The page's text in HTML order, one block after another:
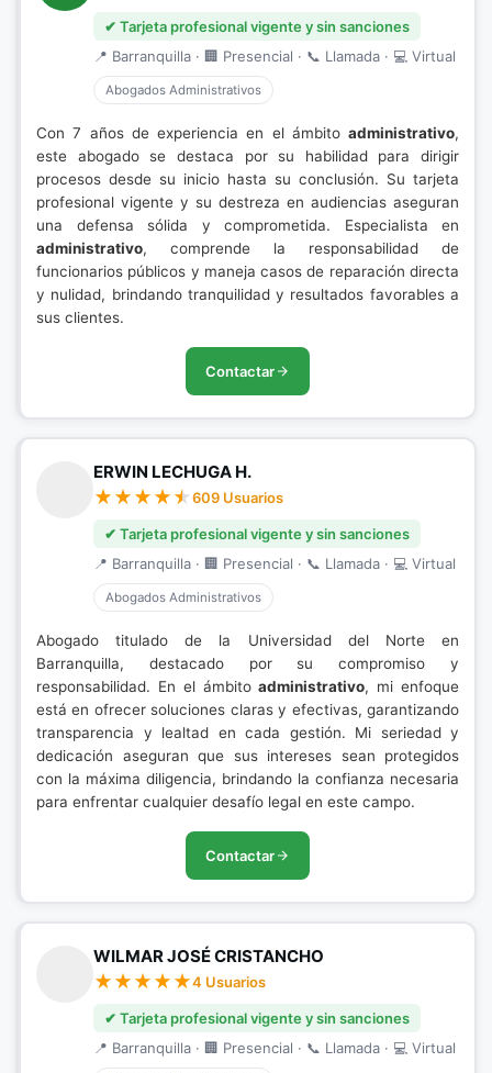
✔ Tarjeta profesional vigente y sin sanciones
📍 Barranquilla · 🏢 Presencial · 📞 Llamada · 💻 Virtual
Abogados Administrativos
Con 7 años de experiencia en el ámbito administrativo,
este abogado se destaca por su habilidad para dirigir
procesos desde su inicio hasta su conclusión. Su tarjeta
profesional vigente y su destreza en audiencias aseguran
una defensa sólida y comprometida. Especialista en
administrativo, comprende la responsabilidad de
funcionarios públicos y maneja casos de reparación directa
y nulidad, brindando tranquilidad y resultados favorables a
sus clientes.
Contactar
ERWIN LECHUGA H.
609 Usuarios
✔ Tarjeta profesional vigente y sin sanciones
📍 Barranquilla · 🏢 Presencial · 📞 Llamada · 💻 Virtual
Abogados Administrativos
Abogado titulado de la Universidad del Norte en
Barranquilla, destacado por su compromiso y
responsabilidad. En el ámbitoadministrativo, mi enfoque
está en ofrecer soluciones claras y efectivas, garantizando
transparencia y lealtad en cada gestión. Mi seriedad y
dedicación aseguran que sus intereses sean protegidos
con la máxima diligencia, brindando la confianza necesaria
para enfrentar cualquier desafío legal en este campo.
Contactar
WILMAR JOSÉ CRISTANCHO
4 Usuarios
✔ Tarjeta profesional vigente y sin sanciones
📍 Barranquilla · 🏢 Presencial · 📞 Llamada · 💻 Virtual